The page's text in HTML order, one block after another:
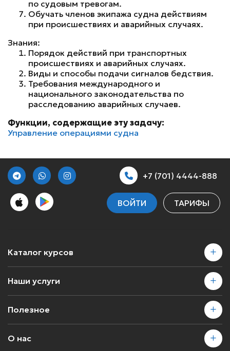
по судовым тревогам.
Обучать членов экипажа судна действиям
при происшествиях и аварийных случаях.
Знания:
Порядок действий при транспортных
происшествиях и аварийных случаях.
Виды и способы подачи сигналов бедствия.
Требования международного и
национального законодательства по
расследованию аварийных случаев.
Функции, содержащие эту задачу:
Управление операциями судна
+7 (701) 4444-888
ВОЙТИ ТАРИФЫ
Каталог курсов
Наши услуги
Полезное
О нас